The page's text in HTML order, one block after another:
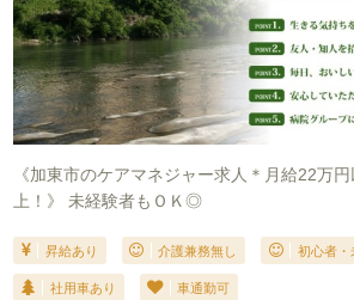
《加東市のケアマネジャー求人＊月給22万
上！》 未経験者もＯＫ◎
昇給あり 介護兼務無し 初心者・
社用車あり 車通勤可